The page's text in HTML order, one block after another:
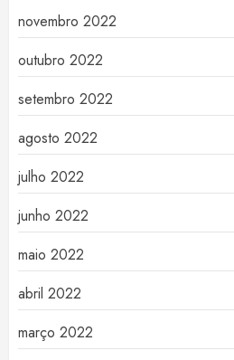
novembro 2022
outubro 2022
setembro 2022
agosto 2022
julho 2022
junho 2022
maio 2022
abril 2022
março 2022